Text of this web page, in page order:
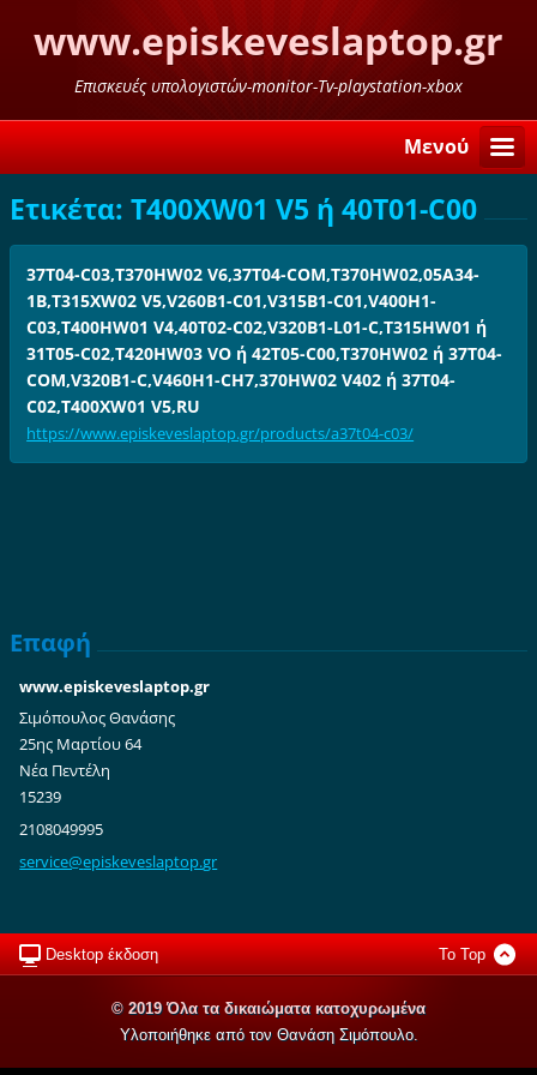
www.episkeveslaptop.gr
Επισκευές υπολογιστών-monitor-Tv-playstation-xbox
Μενού
Ετικέτα: T400XW01 V5 ή 40T01-C00
37T04-C03,T370HW02 V6,37T04-COM,T370HW02,05A34-
1B,T315XW02 V5,V260B1-C01,V315B1-C01,V400H1-
C03,T400HW01 V4,40T02-C02,V320B1-L01-C,T315HW01 ή
31T05-C02,T420HW03 VO ή 42T05-C00,T370HW02 ή 37T04-
COM,V320B1-C,V460H1-CH7,370HW02 V402 ή 37T04-
C02,T400XW01 V5,RU
https://www.episkeveslaptop.gr/products/a37t04-c03/
Επαφή
www.episkeveslaptop.gr
Σιμόπουλος Θανάσης
25ης Μαρτίου 64
Νέα Πεντέλη
15239
2108049995
service@episkeveslaptop.gr
Desktop έκδοση To Top
© 2019 Όλα τα δικαιώματα κατοχυρωμένα
Υλοποιήθηκε από τον Θανάση Σιμόπουλο.